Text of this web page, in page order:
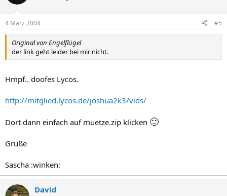
4 März 2004 #5
Original von Engelflügel
der link geht leider bei mir nicht.
Hmpf.. doofes Lycos.
http://mitglied.lycos.de/joshua2k3/vids/
Dort dann einfach auf muetze.zip klicken 🙂
Grüße
Sascha :winken:
David